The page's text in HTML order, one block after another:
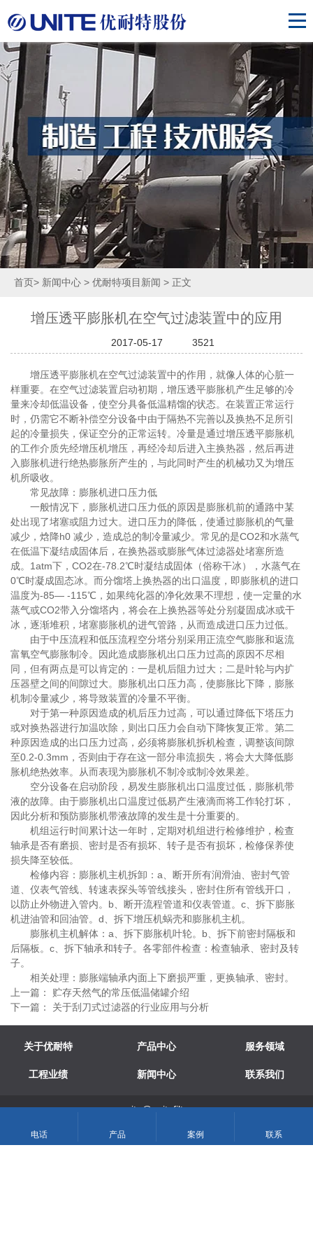
首页> 新闻中心 > 优耐特项目新闻 > 正文
增压透平膨胀机在空气过滤装置中的应用
2017-05-17 3521
增压透平膨胀机在空气过滤装置中的作用，就像人体的心脏一
样重要。在空气过滤装置启动初期，增压透平膨胀机产生足够的冷
量来冷却低温设备，使空分具备低温精馏的状态。在装置正常运行
时，仍需它不断补偿空分设备中由于隔热不完善以及换热不足所引
起的冷量损失，保证空分的正常运转。冷量是通过增压透平膨胀机
的工作介质先经增压机增压，再经冷却后进入主换热器，然后再进
入膨胀机进行绝热膨胀所产生的，与此同时产生的机械功又为增压
机所吸收。
常见故障：膨胀机进口压力低
一般情况下，膨胀机进口压力低的原因是膨胀机前的通路中某
处出现了堵塞或阻力过大。进口压力的降低，使通过膨胀机的气量
减少，焓降h0 减少，造成总的制冷量减少。常见的是CO2和水蒸气
在低温下凝结成固体后，在换热器或膨胀气体过滤器处堵塞所造
成。1atm下，CO2在-78.2℃时凝结成固体（俗称干冰），水蒸气在
0℃时凝成固态冰。而分馏塔上换热器的出口温度，即膨胀机的进口
温度为-85— -115℃，如果纯化器的净化效果不理想，使一定量的水
蒸气或CO2带入分馏塔内，将会在上换热器等处分别凝固成冰或干
冰，逐渐堆积，堵塞膨胀机的进气管路，从而造成进口压力过低。
由于中压流程和低压流程空分塔分别采用正流空气膨胀和返流
富氧空气膨胀制冷。因此造成膨胀机出口压力过高的原因不尽相
同，但有两点是可以肯定的：一是机后阻力过大；二是叶轮与内扩
压器壁之间的间隙过大。膨胀机出口压力高，使膨胀比下降，膨胀
机制冷量减少，将导致装置的冷量不平衡。
对于第一种原因造成的机后压力过高，可以通过降低下塔压力
或对换热器进行加温吹除，则出口压力会自动下降恢复正常。第二
种原因造成的出口压力过高，必须将膨胀机拆机检查，调整该间隙
至0.2-0.3mm，否则由于存在这一部分串流损失，将会大大降低膨
胀机绝热效率。从而表现为膨胀机不制冷或制冷效果差。
空分设备在启动阶段，易发生膨胀机出口温度过低，膨胀机带
液的故障。由于膨胀机出口温度过低易产生液滴而将工作轮打坏，
因此分析和预防膨胀机带液故障的发生是十分重要的。
机组运行时间累计达一年时，定期对机组进行检修维护，检查
轴承是否有磨损、密封是否有损坏、转子是否有损坏，检修保养使
损失降至较低。
检修内容：膨胀机主机拆卸：a、断开所有润滑油、密封气管
道、仪表气管线、转速表探头等管线接头，密封住所有管线开口，
以防止外物进入管内。b、断开流程管道和仪表管道。c、拆下膨胀
机进油管和回油管。d、拆下增压机蜗壳和膨胀机主机。
膨胀机主机解体：a、拆下膨胀机叶轮。b、拆下前密封隔板和
后隔板。c、拆下轴承和转子。各零部件检查：检查轴承、密封及转
子。
相关处理：膨胀端轴承内面上下磨损严重，更换轴承、密封。
上一篇：
贮存天然气的常压低温储罐介绍
下一篇：
关于刮刀式过滤器的行业应用与分析
关于优耐特 产品中心 服务领域
工程业绩 新闻中心 联系我们
unite@unitefilter.com
无锡市新吴区硕放工业园裕安一路24号
电话 产品 案例 联系